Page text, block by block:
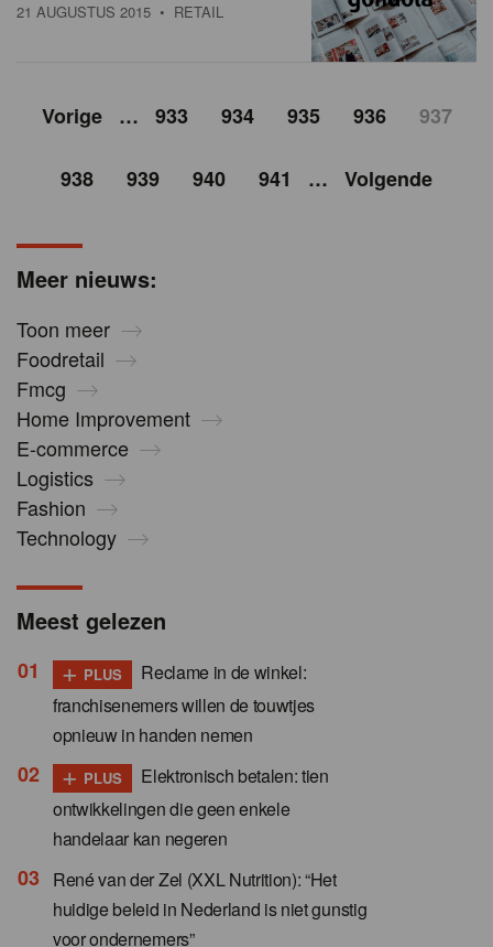
Meer nieuws:
Toon meer
Foodretail
Fmcg
Home Improvement
E-commerce
Logistics
Fashion
Technology
21 AUGUSTUS 2015 • RETAIL
Vorige … 933 934 935 936 937
938 939 940 941 … Volgende
Meest gelezen
+ PLUS
Reclame in de winkel:
franchisenemers willen de touwtjes
opnieuw in handen nemen
+ PLUS
Elektronisch betalen: tien
ontwikkelingen die geen enkele
handelaar kan negeren
René van der Zel (XXL Nutrition): “Het
huidige beleid in Nederland is niet gunstig
voor ondernemers”